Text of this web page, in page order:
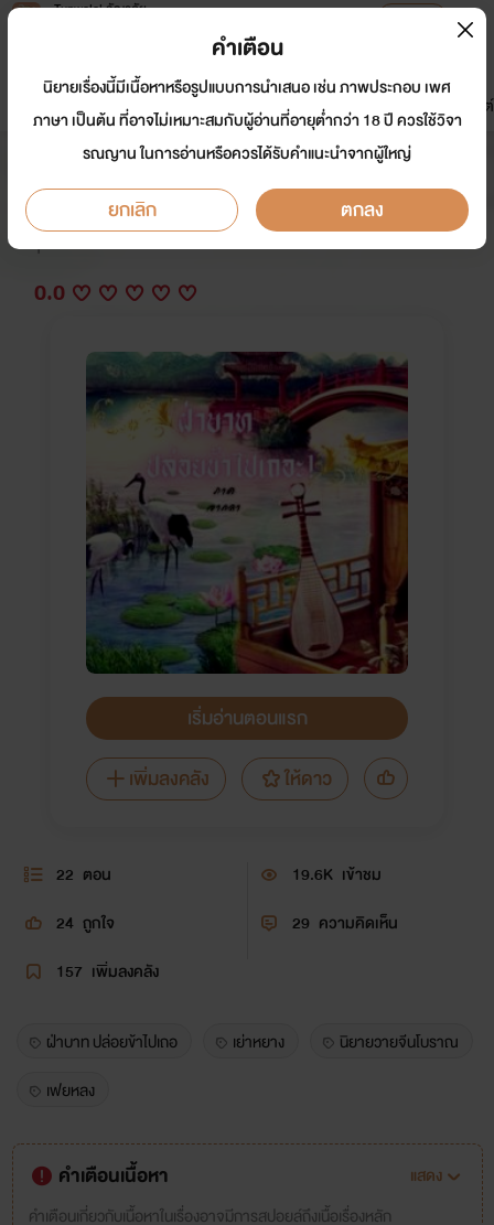
Tunwalai ธัญวลัย
หน้าแรก นิยาย อีบุ๊ก การ์ตูน
มาใหม่
ดรีมแชท ธัญลิสต์
ฝ่าบาท ปล่อยข้าไปเถอะ! ภาค จากลา
นักเขียน: Black_Cat_
Y
0.0
เริ่มอ่านตอนแรก
เพิ่มลงคลัง
ให้ดาว
22 ตอน 19.6K เข้าชม
24 ถูกใจ 29 ความคิดเห็น
157 เพิ่มลงคลัง
ฝ่าบาท ปล่อยข้าไปเถอ เย่าหยาง
นิยายวายจีนโบราณ
เฟยหลง
คำเตือนเนื้อหา
แสดง
คำเตือนเกี่ยวกับเนื้อหาในเรื่องอาจมีการสปอยล์ถึงเนื้อเรื่องหลัก
คำเตือน
นิยายเรื่องนี้มีเนื้อหาหรือรูปแบบการนำเสนอ เช่น ภาพประกอบ เพศ
ภาษา เป็นต้น ที่อาจไม่เหมาะสมกับผู้อ่านที่อายุต่ำกว่า 18 ปี ควรใช้วิจา
รณญาน ในการอ่านหรือควรได้รับคำแนะนำจากผู้ใหญ่
ยกเลิก ตกลง